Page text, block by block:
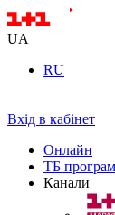
UA
RU
Вхід в кабінет
Онлайн
ТБ
Канали